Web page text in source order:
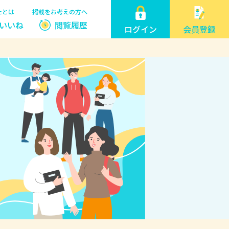
とは 掲載をお考えの方へ
いね 閲覧履歴 ログイン 会員登録